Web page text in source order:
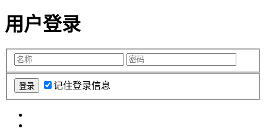
用户登录
记住登录信息